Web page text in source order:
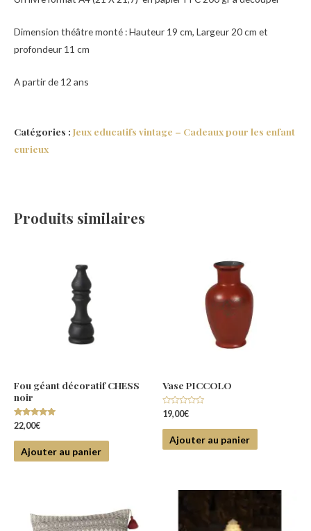
Dimension théâtre monté : Hauteur 19 cm, Largeur 20 cm et
profondeur 11 cm
A partir de 12 ans
Catégories : Jeux educatifs vintage – Cadeaux pour les enfant
curieux
Produits similaires
Fou géant décoratif CHESS
noir
Note
5.00
sur 5
22,00€
Ajouter au panier
Vase PICCOLO
Note
0
sur
19,00€
Ajouter au panier